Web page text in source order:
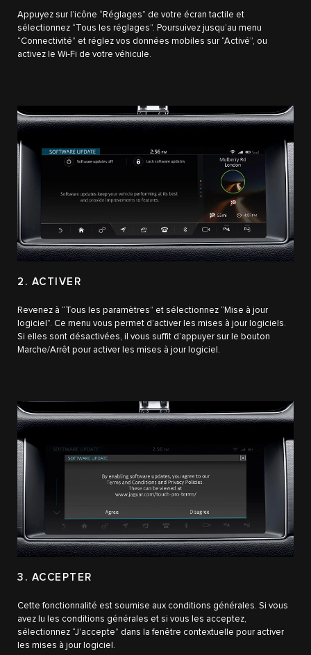
Appuyez sur l’icône “Réglages” de votre écran tactile et
sélectionnez “Tous les réglages”. Poursuivez jusqu’au menu
“Connectivité” et réglez vos données mobiles sur “Activé”, ou
activez le Wi-Fi de votre véhicule.
2. ACTIVER
Revenez à “Tous les paramètres” et sélectionnez “Mise à jour
logiciel”. Ce menu vous permet d’activer les mises à jour logiciels.
Si elles sont désactivées, il vous suffit d’appuyer sur le bouton
Marche/Arrêt pour activer les mises à jour logiciel.
3. ACCEPTER
Cette fonctionnalité est soumise aux conditions générales. Si vous
avez lu les conditions générales et si vous les acceptez,
sélectionnez “J’accepte” dans la fenêtre contextuelle pour activer
les mises à jour logiciel.